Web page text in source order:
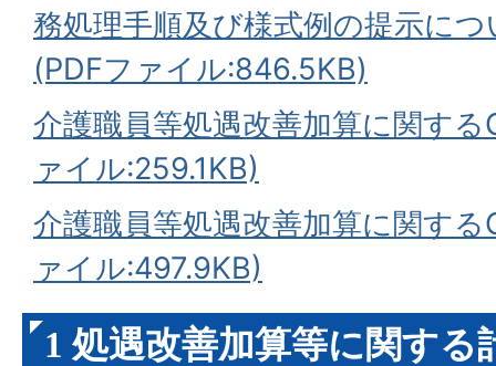
務処理手順及び様式例の提示に
(PDFファイル:846.5KB)
介護職員等処遇改善加算に関す
ァイル:259.1KB)
介護職員等処遇改善加算に関す
ァイル:497.9KB)
1 処遇改善加算等に関す